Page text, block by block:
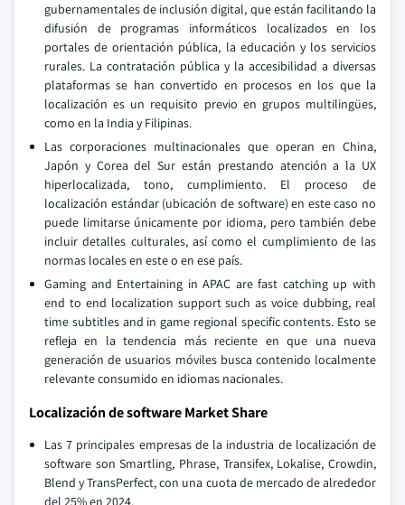
gubernamentales de inclusión digital, que están facilitando la
difusión de programas informáticos localizados en los
portales de orientación pública, la educación y los servicios
rurales. La contratación pública y la accesibilidad a diversas
plataformas se han convertido en procesos en los que la
localización es un requisito previo en grupos multilingües,
como en la India y Filipinas.
Las corporaciones multinacionales que operan en China,
Japón y Corea del Sur están prestando atención a la UX
hiperlocalizada, tono, cumplimiento. El proceso de
localización estándar (ubicación de software) en este caso no
puede limitarse únicamente por idioma, pero también debe
incluir detalles culturales, así como el cumplimiento de las
normas locales en este o en ese país.
Gaming and Entertaining in APAC are fast catching up with
end to end localization support such as voice dubbing, real
time subtitles and in game regional specific contents. Esto se
refleja en la tendencia más reciente en que una nueva
generación de usuarios móviles busca contenido localmente
relevante consumido en idiomas nacionales.
Localización de software Market Share
Las 7 principales empresas de la industria de localización de
software son Smartling, Phrase, Transifex, Lokalise, Crowdin,
Blend y TransPerfect, con una cuota de mercado de alrededor
del 25% en 2024.